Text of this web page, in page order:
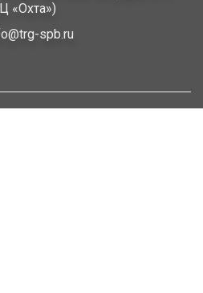
«Охта»)
spb.ru